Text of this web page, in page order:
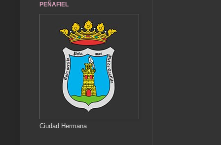
PEÑAFIEL
Ciudad Hermana